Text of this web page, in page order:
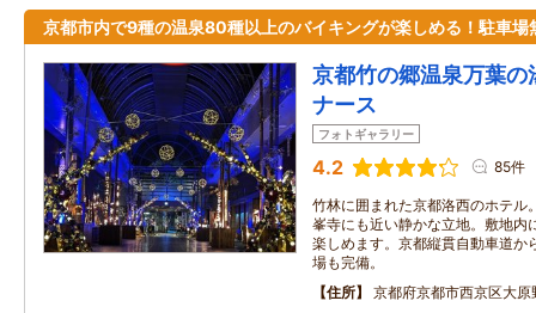
京都市内で9種の温泉80種以上のバイキングが楽しめる！駐車場
京都竹の郷温泉万葉の
ナース
フォトギャラリー
4.2 85件
竹林に囲まれた京都洛西のホテル
峯寺にも近い静かな立地。敷地内
楽しめます。京都縦貫自動車道か
場も完備。
住所
京都府京都市西京区大